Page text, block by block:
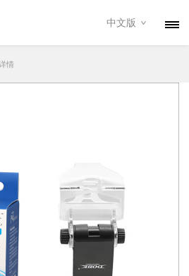
中文版
情